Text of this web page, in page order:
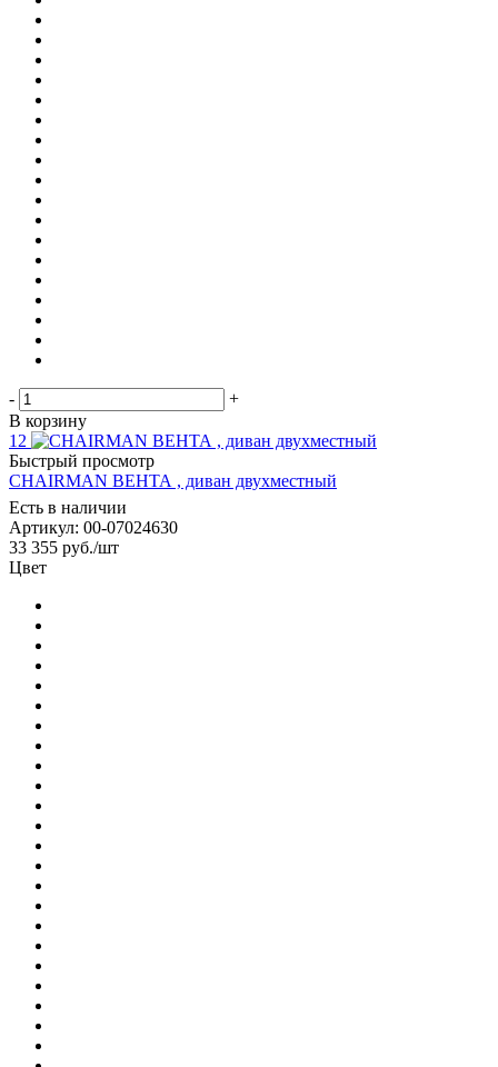
-
+
В корзину
12
Быстрый просмотр
CHAIRMAN ВЕНТА , диван двухместный
Есть в наличии
Артикул: 00-07024630
33 355 руб./шт
Цвет